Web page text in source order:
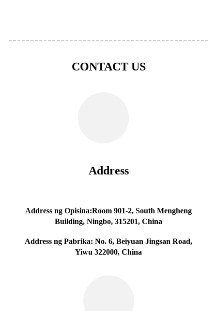
CONTACT US
Address
Address ng Opisina:Room 901-2, South Mengheng
Building, Ningbo, 315201, China
Address ng Pabrika: No. 6, Beiyuan Jingsan Road,
Yiwu 322000, China